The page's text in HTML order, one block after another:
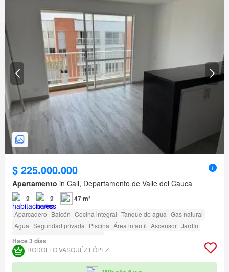
$ 225.000.000
Apartamento in Cali, Departamento de Valle del Cauca
2 2 47 m²
Aparcadero Balcón Cocina integral Tanque de agua Gas natural
Agua Seguridad privada Piscina Área infantil Ascensor Jardín
Barbecue
Caseta de vigilancia
Hace 3 días
RODOLFO VASQUÉZ LÓPEZ